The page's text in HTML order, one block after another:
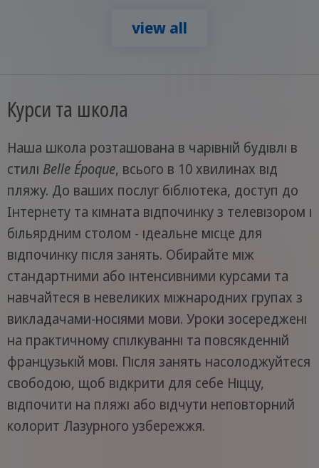
view all
Курси та школа
Наша школа розташована в чарівній будівлі в
стилі Belle Époque, всього в 10 хвилинах від
пляжу. До ваших послуг бібліотека, доступ до
Інтернету та кімната відпочинку з телевізором і
більярдним столом - ідеальне місце для
відпочинку після занять. Обирайте між
стандартними або інтенсивними курсами та
навчайтеся в невеликих міжнародних групах з
викладачами-носіями мови. Уроки зосереджені
на практичному спілкуванні та повсякденній
французькій мові. Після занять насолоджуйтеся
свободою, щоб відкрити для себе Ніццу,
відпочити на пляжі або відчути неповторний
колорит Лазурного узбережжя.